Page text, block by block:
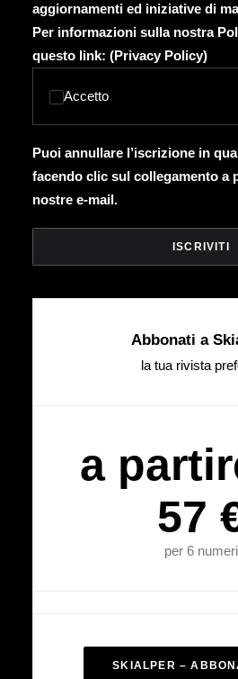
aggiornamenti ed iniziative di
Per informazioni sulla nostra
questo link: (Privacy Policy)
Accetto
Puoi annullare l’iscrizione in
facendo clic sul collegamento a
nostre e-mail.
Abbonati a
la tua rivista
a
57
per 6 numeri
SKIALPER –